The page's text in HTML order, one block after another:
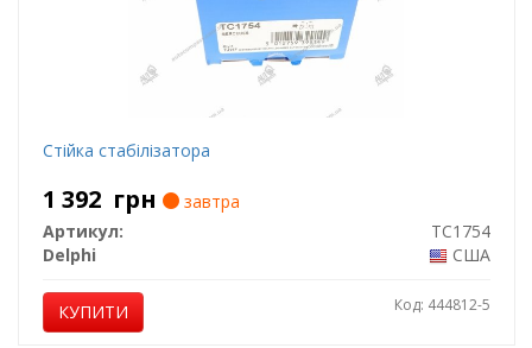
Стійка стабілізатора
1 392 грн
завтра
Артикул:
TC1754
Delphi
США
КУПИТИ Код: 444812-5